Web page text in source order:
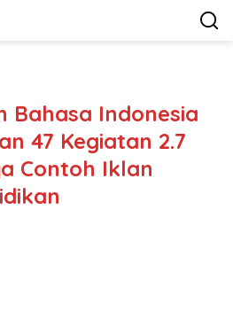
Bahasa Indonesia
47 Kegiatan 2.7
Contoh Iklan